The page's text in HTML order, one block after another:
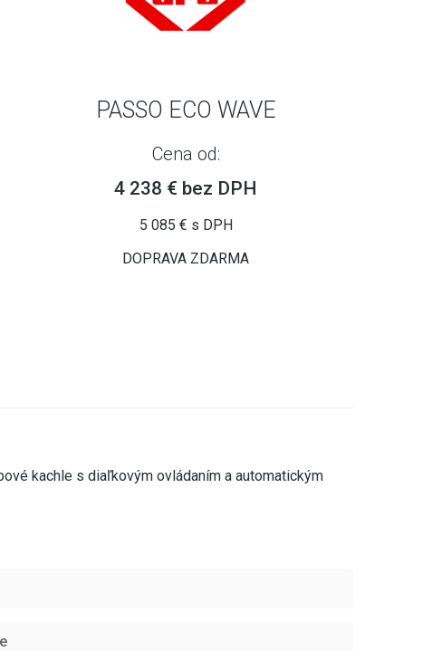
PASSO ECO WAVE
Cena od:
4 238 € bez DPH
5 085 € s DPH
DOPRAVA ZDARMA
kachle s diaľkovým ovládaním a automatickým